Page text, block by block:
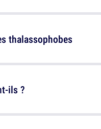
thalassophobes
ils ?